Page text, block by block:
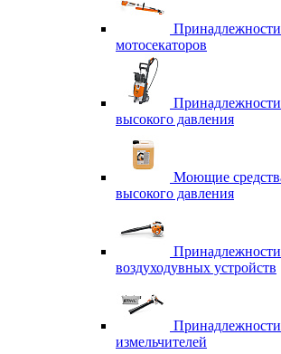
мотосекаторов
высокого давления
Моющие
высокого давления
воздуходувных устройств
измельчителей